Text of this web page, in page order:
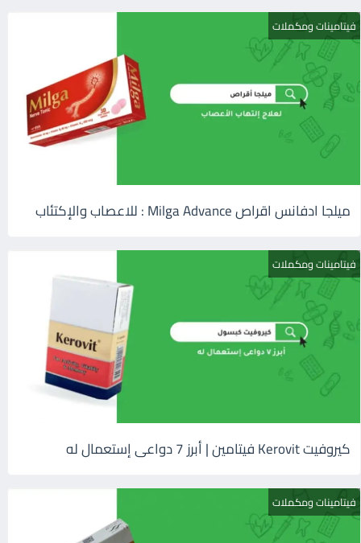
فيتامينات ومكملات
ميلجا ادفانس اقراص Milga Advance : للاعصاب والإكتئاب
فيتامينات ومكملات
كيروفيت Kerovit فيتامين | أبرز 7 دواعى إستعمال له
فيتامينات ومكملات